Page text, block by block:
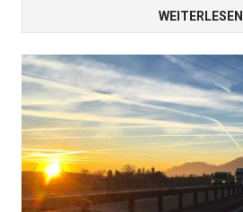
WEITERLESEN